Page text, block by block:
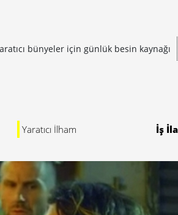
bünyeler için günlük besin kaynağı
Yaratıcı İlham İş